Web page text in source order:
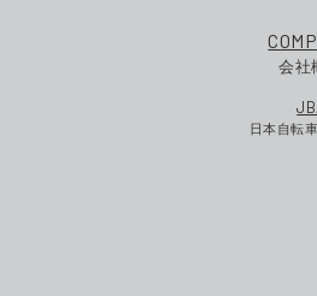
会社
日本自転